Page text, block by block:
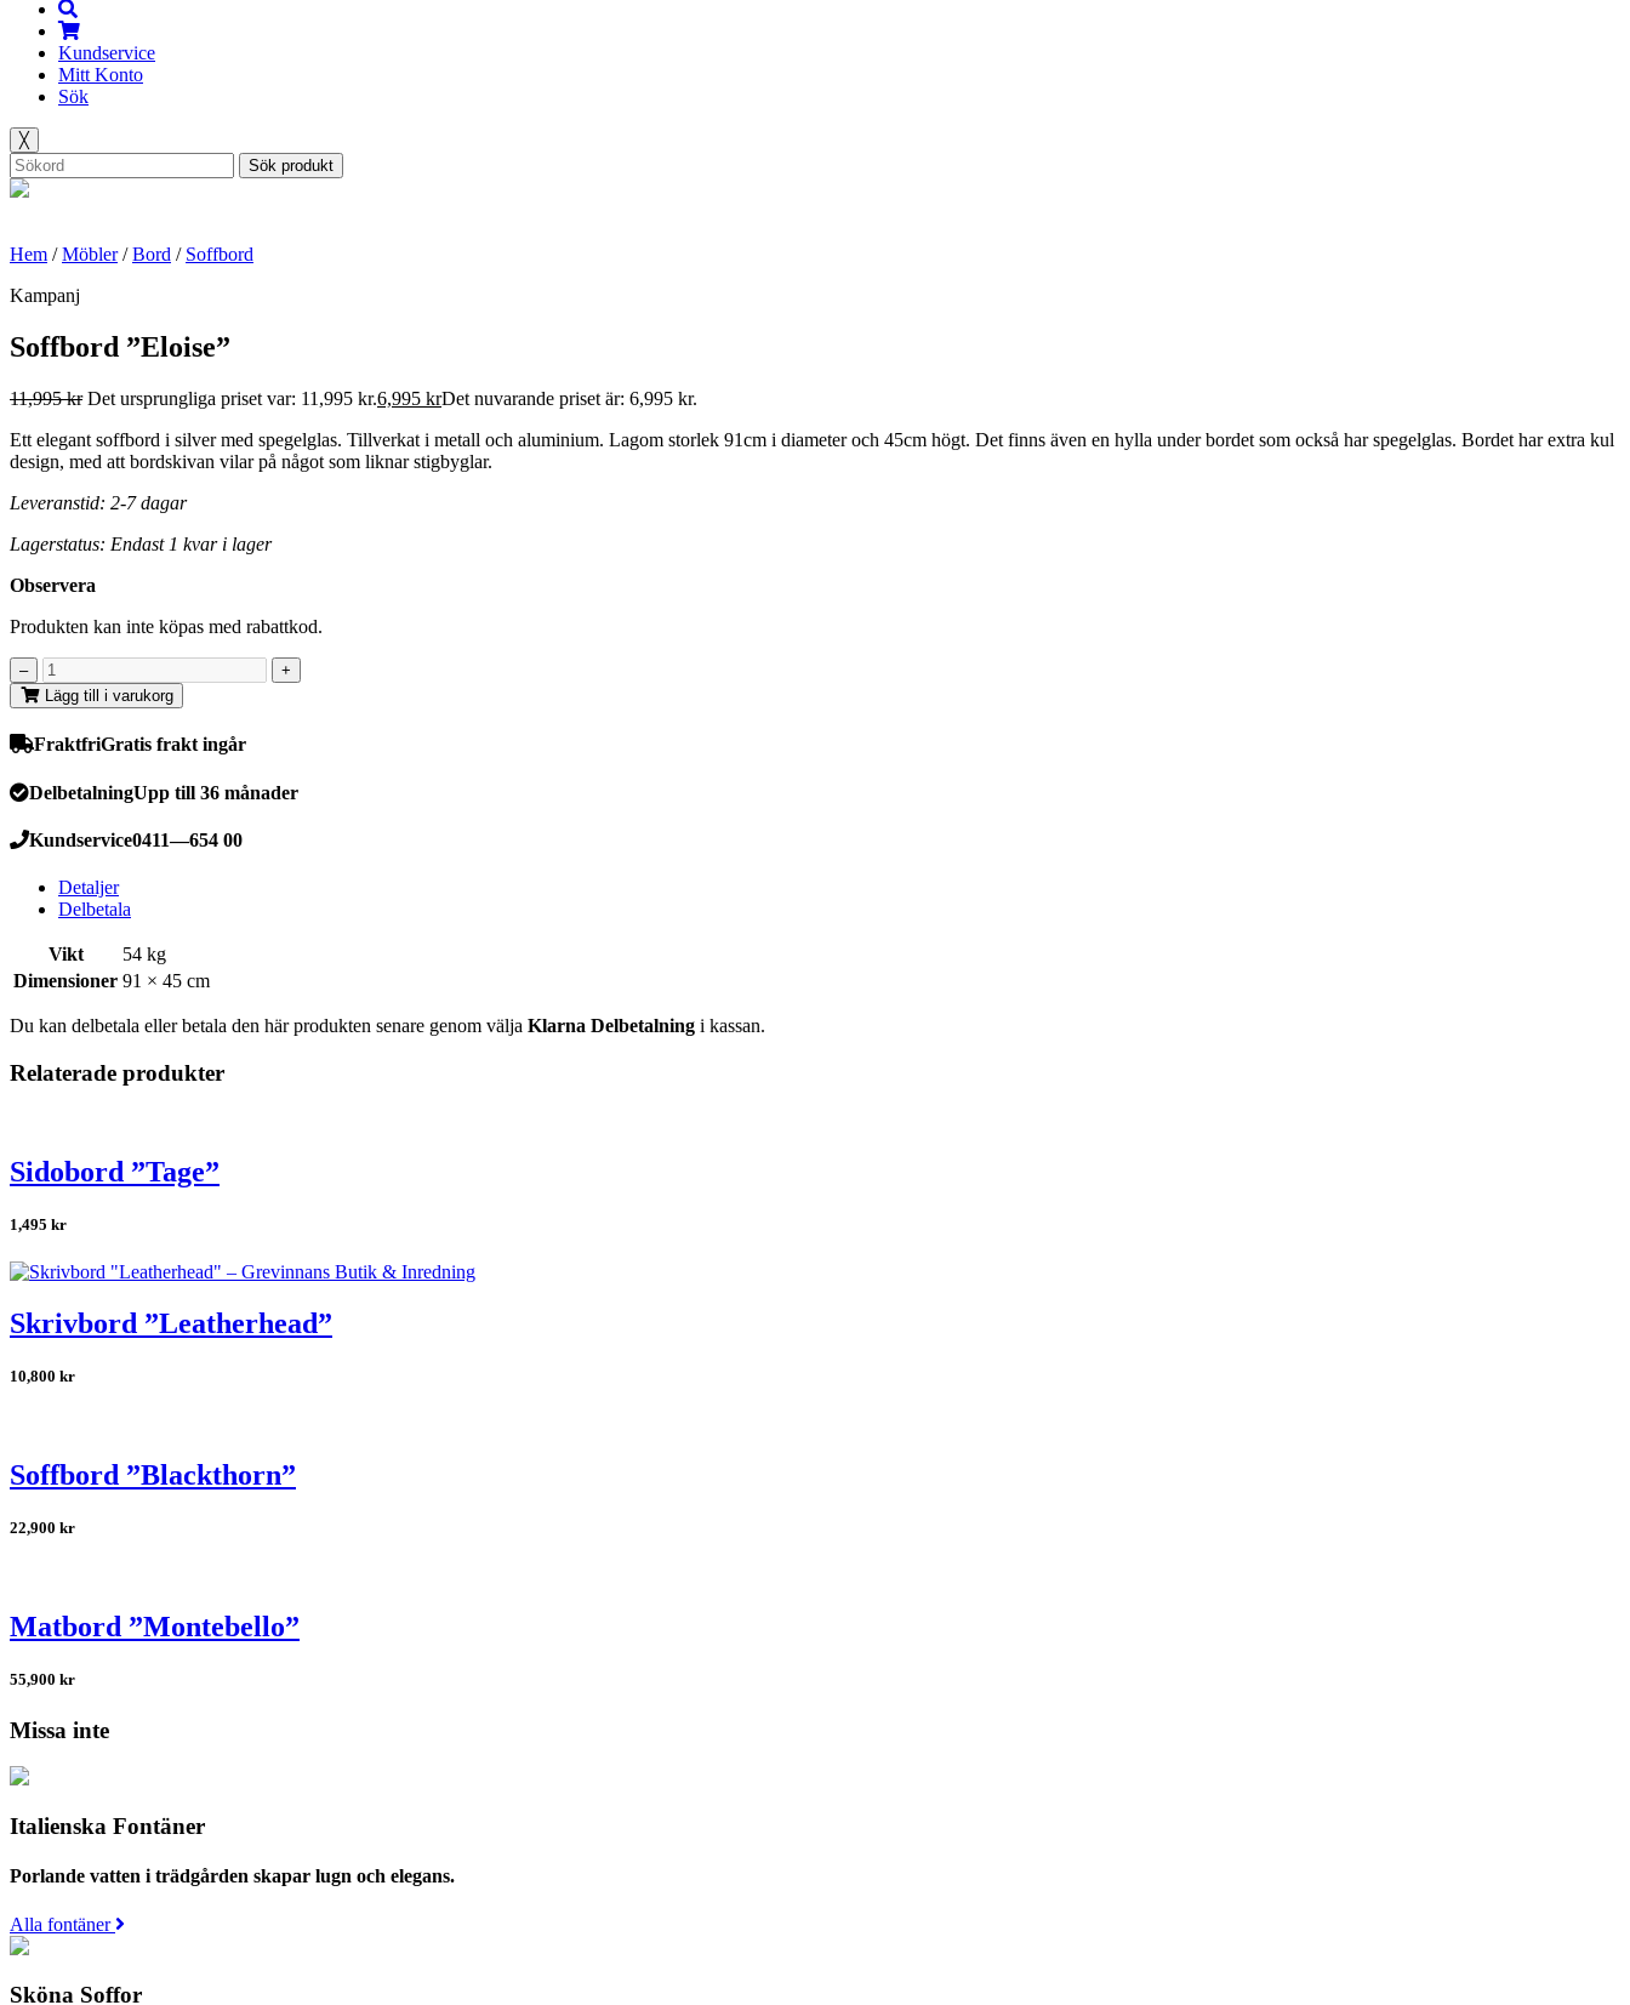
Kundservice
Mitt Konto
Sök
╳
Sök produkt
Hem /Möbler/Bord / Soffbord
Kampanj
Soffbord ”Eloise”
11,995kr Det ursprungliga priset var: 11,995 kr.6,995 krDet nuvarande priset är: 6,995 kr.
Ett elegant soffbord i silver med spegelglas. Tillverkat i metall och aluminium. Lagom storlek 91cm i diameter och 45cm högt. Det finns även en hylla under bordet som också har spegelglas. Bordet har extra kul
design, med att bordskivan vilar på något som liknar stigbyglar.
Leveranstid: 2-7 dagar
Lagerstatus: Endast 1 kvar i lager
Observera
Produkten kan inte köpas med rabattkod.
Lägg till i varukorg
FraktfriGratis frakt ingår
DelbetalningUpp till 36 månader
Kundservice0411—654 00
Detaljer
Delbetala
Vikt
54 kg
Dimensioner 91 × 45 cm
Du kan delbetala eller betala den här produkten senare genom välja Klarna Delbetalning i kassan.
Relaterade produkter
Sidobord ”Tage”
1,495 kr
Skrivbord ”Leatherhead”
10,800 kr
Soffbord ”Blackthorn”
22,900 kr
Matbord ”Montebello”
55,900 kr
Missa inte
Italienska Fontäner
Porlande vatten i trädgården skapar lugn och elegans.
Alla fontäner
Sköna Soffor